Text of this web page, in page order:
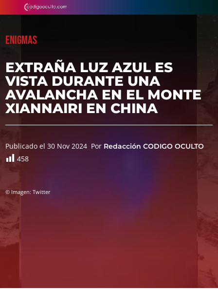
ENIGMAS
EXTRAÑA LUZ AZUL ES
VISTA DURANTE UNA
AVALANCHA EN EL MONTE
XIANNAIRI EN CHINA
Publicado el 30 Nov 2024 Por Redacción CODIGO OCULTO
458
© Imagen: Twitter